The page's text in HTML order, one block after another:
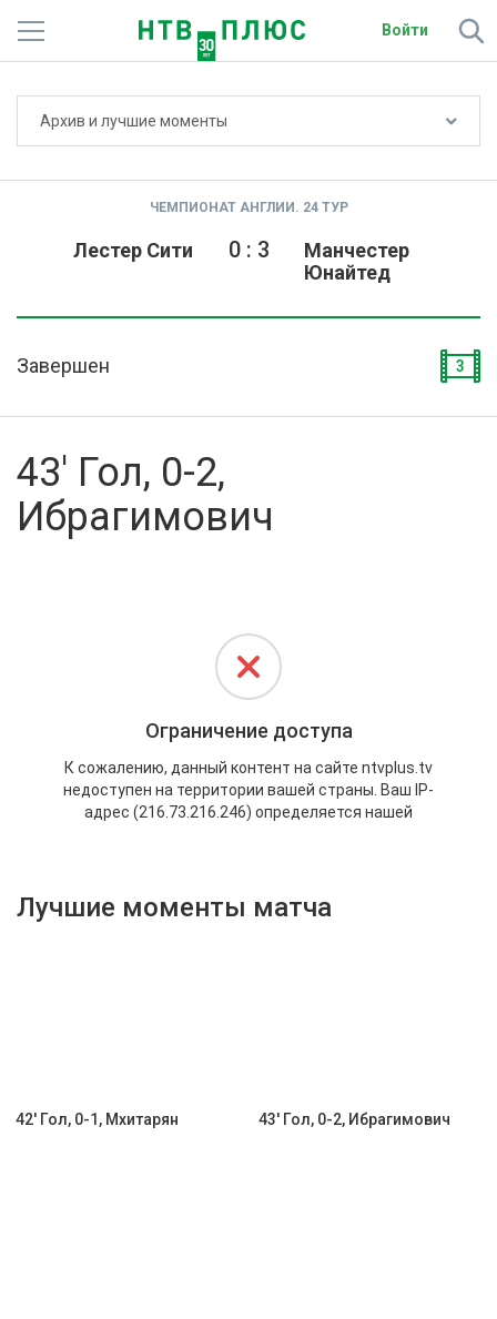
Войти
О сайте
Активировать промокод
Архив и лучшие моменты
ЧЕМПИОНАТ АНГЛИИ. 24 ТУР
Лестер Сити
Манчестер
Юнайтед
0: 3
Завершен 3
43' Гол, 0-2,
Ибрагимович
Лучшие моменты матча
42' Гол, 0-1, Мхитарян 43' Гол, 0-2, Ибрагимович